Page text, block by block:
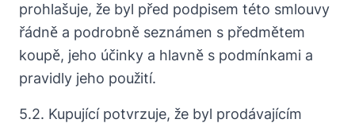
prohlašuje, že byl před podpisem této smlouvy
řádně a podrobně seznámen s předmětem
koupě, jeho účinky a hlavně s podmínkami a
pravidly jeho použití.
5.2. Kupující potvrzuje, že byl prodávajícím